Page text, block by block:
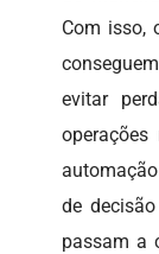
Com isso,
evitar
de
passam a